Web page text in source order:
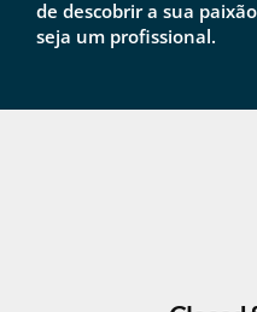
de descobrir a sua
seja um profissional.